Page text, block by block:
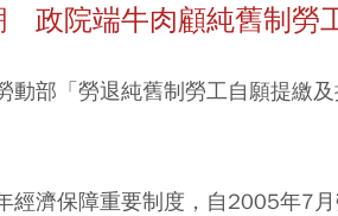
政院端牛肉顧純舊制勞
動部「勞退純舊制勞工自願提繳
經濟保障重要制度，自2005年7